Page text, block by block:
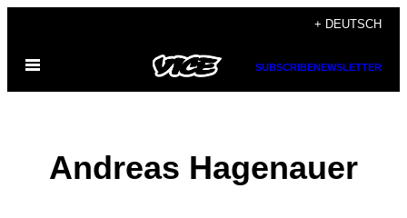
content
+ DEUTSCH
Open
SUBSCRIBENEWSLETTER
Andreas Hagenauer